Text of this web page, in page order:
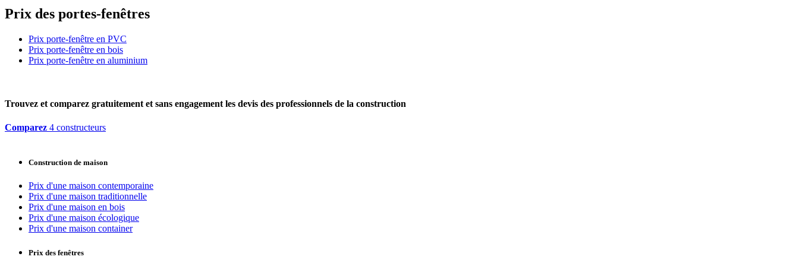
Prix des portes-fenêtres
Prix porte-fenêtre en PVC
Prix porte-fenêtre en bois
Prix porte-fenêtre en aluminium
Trouvez et comparez gratuitement et sans engagement les devis des professionnels de la construction
Comparez 4 constructeurs
Construction de maison
Prix d'une maison contemporaine
Prix d'une maison traditionnelle
Prix d'une maison en bois
Prix d'une maison écologique
Prix d'une maison container
Prix des fenêtres